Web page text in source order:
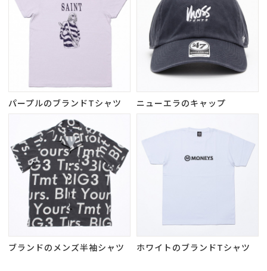
パープルのブランドTシャツ ニューエラのキャップ
ブランドのメンズ半袖シャツ ホワイトのブランドTシャツ